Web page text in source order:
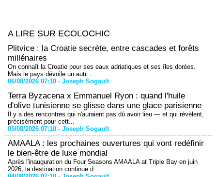
A LIRE SUR ECOLOCHIC
Plitvice : la Croatie secrète, entre cascades et forêts
millénaires
On connaît la Croatie pour ses eaux adriatiques et ses îles dorées.
Mais le pays dévoile un autr...
06/08/2026 07:10 - Joseph Sogault
Terra Byzacena x Emmanuel Ryon : quand l'huile
d'olive tunisienne se glisse dans une glace parisienne
Il y a des rencontres qui n'auraient pas dû avoir lieu — et qui révèlent,
précisément pour cett...
05/08/2026 07:10 - Joseph Sogault
AMAALA : les prochaines ouvertures qui vont redéfinir
le bien-être de luxe mondial
Après l'inauguration du Four Seasons AMAALA at Triple Bay en juin
2026, la destination continue d...